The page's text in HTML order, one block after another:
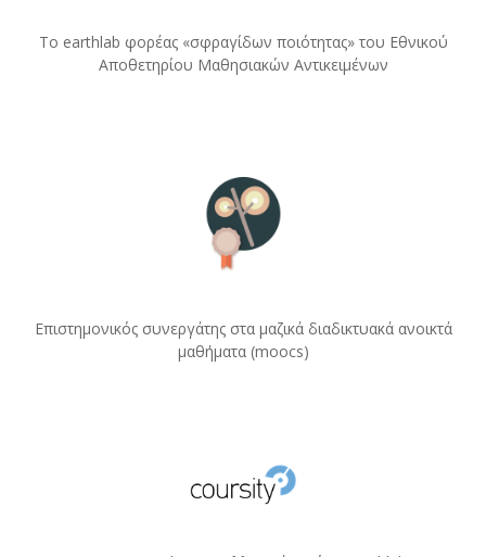
Το earthlab φορέας «σφραγίδων ποιότητας» του Εθνικού
Αποθετηρίου Μαθησιακών Αντικειμένων
Επιστημονικός συνεργάτης στα μαζικά διαδικτυακά ανοικτά
μαθήματα (moocs)